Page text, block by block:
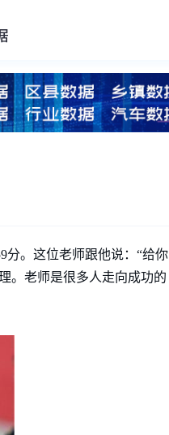
分。这位老师跟他说：“给你
。老师是很多人走向成功的